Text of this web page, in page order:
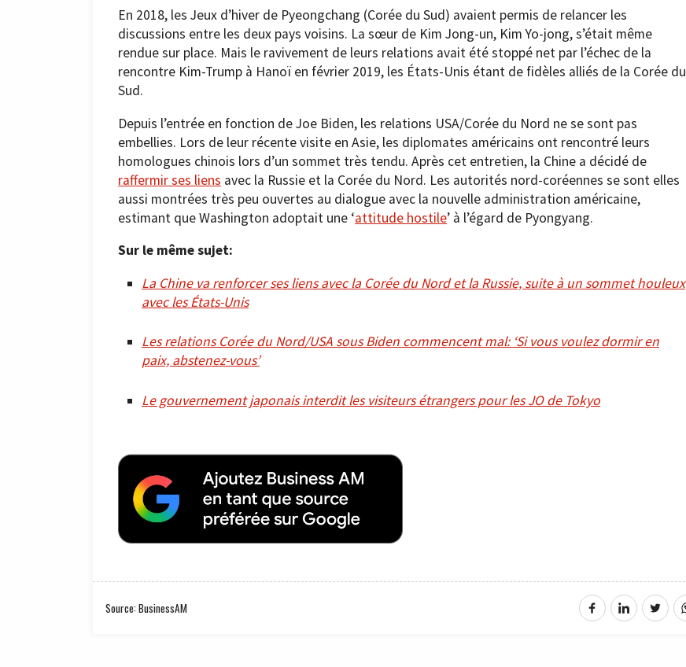
En 2018, les Jeux d’hiver de Pyeongchang (Corée du Sud) avaient permis de relancer les
discussions entre les deux pays voisins. La sœur de Kim Jong-un, Kim Yo-jong, s’était même
rendue sur place. Mais le ravivement de leurs relations avait été stoppé net par l’échec de la
rencontre Kim-Trump à Hanoï en février 2019, les États-Unis étant de fidèles alliés de la Corée du
Sud.
Depuis l’entrée en fonction de Joe Biden, les relations USA/Corée du Nord ne se sont pas
embellies. Lors de leur récente visite en Asie, les diplomates américains ont rencontré leurs
homologues chinois lors d’un sommet très tendu. Après cet entretien, la Chine a décidé de
raffermir ses liens avec la Russie et la Corée du Nord. Les autorités nord-coréennes se sont elles
aussi montrées très peu ouvertes au dialogue avec la nouvelle administration américaine,
estimant que Washington adoptait une ‘attitude hostile’ à l’égard de Pyongyang.
Sur le même sujet:
La Chine va renforcer ses liens avec la Corée du Nord et la Russie, suite à un sommet houleux
avec les États-Unis
Les relations Corée du Nord/USA sous Biden commencent mal: ‘Si vous voulez dormir en
paix, abstenez-vous’
Le gouvernement japonais interdit les visiteurs étrangers pour les JO de Tokyo
Source: BusinessAM